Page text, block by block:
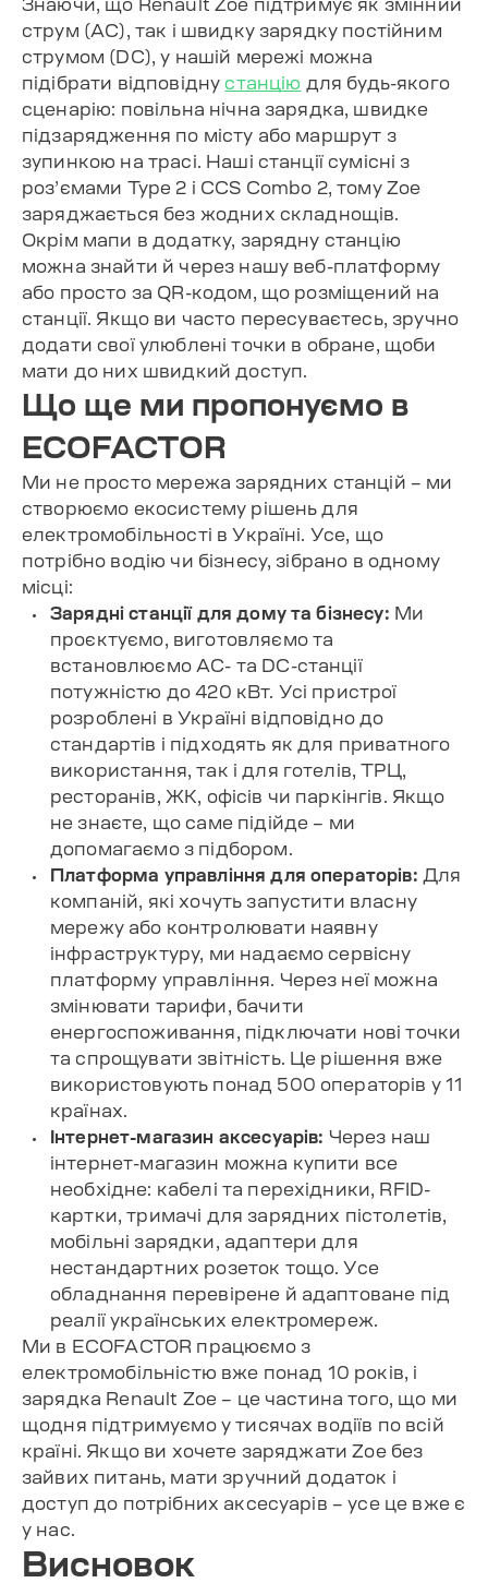
Знаючи, що Renault Zoe підтримує як змінний
струм (AC), так і швидку зарядку постійним
струмом (DC), у нашій мережі можна
підібрати відповіднустанцію для будь-якого
сценарію: повільна нічна зарядка, швидке
підзарядження по місту або маршрут з
зупинкою на трасі. Наші станції сумісні з
роз’ємами Type 2 і CCS Combo 2, тому Zoe
заряджається без жодних складнощів.
Окрім мапи в додатку, зарядну станцію
можна знайти й через нашу веб-платформу
або просто за QR-кодом, що розміщений на
станції. Якщо ви часто пересуваєтесь, зручно
додати свої улюблені точки в обране, щоби
мати до них швидкий доступ.
Що ще ми пропонуємо в
ECOFACTOR
Ми не просто мережа зарядних станцій – ми
створюємо екосистему рішень для
електромобільності в Україні. Усе, що
потрібно водію чи бізнесу, зібрано в одному
місці:
Зарядні станції для дому та бізнесу: Ми
проєктуємо, виготовляємо та
встановлюємо AC- та DC-станції
потужністю до 420 кВт. Усі пристрої
розроблені в Україні відповідно до
стандартів і підходять як для приватного
використання, так і для готелів, ТРЦ,
ресторанів, ЖК, офісів чи паркінгів. Якщо
не знаєте, що саме підійде – ми
допомагаємо з підбором.
Платформа управління для операторів: Для
компаній, які хочуть запустити власну
мережу або контролювати наявну
інфраструктуру, ми надаємо сервісну
платформу управління. Через неї можна
змінювати тарифи, бачити
енергоспоживання, підключати нові точки
та спрощувати звітність. Це рішення вже
використовують понад 500 операторів у 11
країнах.
Інтернет-магазин аксесуарів: Через наш
інтернет-магазин можна купити все
необхідне: кабелі та перехідники, RFID-
картки, тримачі для зарядних пістолетів,
мобільні зарядки, адаптери для
нестандартних розеток тощо. Усе
обладнання перевірене й адаптоване під
реалії українських електромереж.
Ми в ECOFACTOR працюємо з
електромобільністю вже понад 10 років, і
зарядка Renault Zoe – це частина того, що ми
щодня підтримуємо у тисячах водіїв по всій
країні. Якщо ви хочете заряджати Zoe без
зайвих питань, мати зручний додаток і
доступ до потрібних аксесуарів – усе це вже є
у нас.
Висновок